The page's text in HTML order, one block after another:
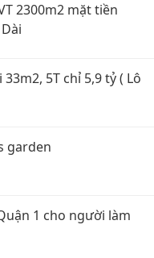
5T chỉ 5,9 tỷ ( Lô
garden
1 cho người làm